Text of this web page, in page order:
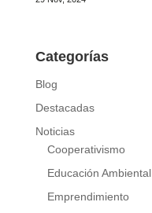
Categorías
Blog
Destacadas
Noticias
Cooperativismo
Educación Ambiental
Emprendimiento